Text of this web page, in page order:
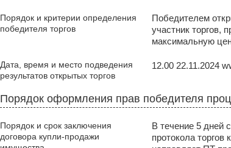
Порядок и критерии определения
победителя торгов
Победителем
участник торгов,
максимальную
Дата, время и место подведения
результатов открытых торгов
12.00 22.11.2024
Порядок оформления прав победителя
Порядок и срок заключения
договора купли-продажи
В течение 5 дней
протокола